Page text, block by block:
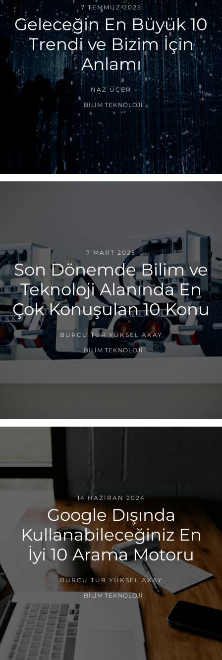
7 TEMMUZ 2025
Geleceğin En Büyük 10
Trendi ve Bizim İçin
Anlamı
NAZ ÜÇER
BILIM TEKNOLOJI
7 MART 2025
Son Dönemde Bilim ve
Teknoloji Alanında En
Çok Konuşulan 10 Konu
BURCU TUR YÜKSEL AKAY
BILIM TEKNOLOJI
14 HAZIRAN 2024
Google Dışında
Kullanabileceğiniz En
İyi 10 Arama Motoru
BURCU TUR YÜKSEL AKAY
BILIM TEKNOLOJI